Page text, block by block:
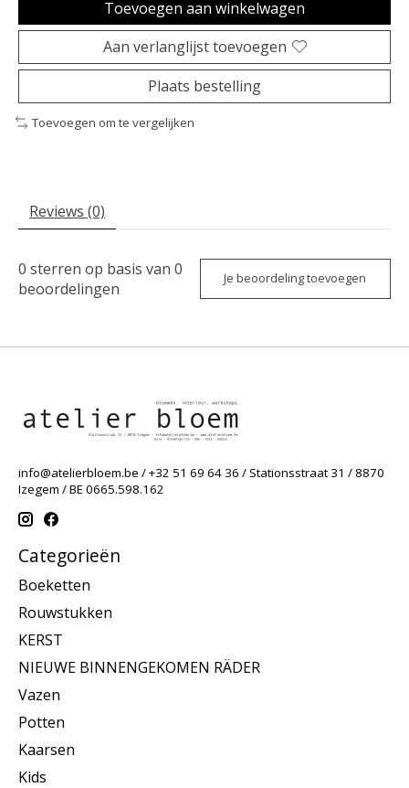
Toevoegen aan winkelwagen
Aan verlanglijst toevoegen
Plaats bestelling
Toevoegen om te vergelijken
Reviews (0)
0 sterren op basis van 0
beoordelingen
Je beoordeling toevoegen
info@atelierbloem.be / +32 51 69 64 36 / Stationsstraat 31 / 8870
Izegem / BE 0665.598.162
Categorieën
Boeketten
Rouwstukken
KERST
NIEUWE BINNENGEKOMEN RÄDER
Vazen
Potten
Kaarsen
Kids